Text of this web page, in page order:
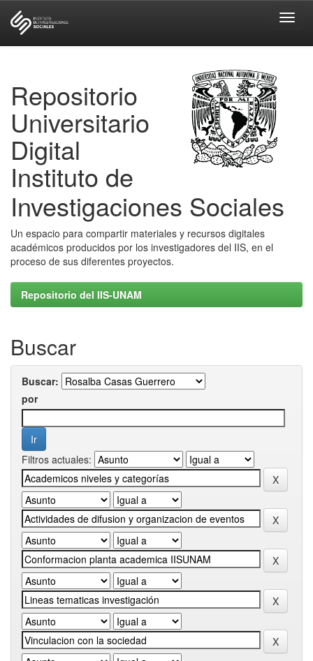
Repositorio
Universitario
Digital
Instituto de
Investigaciones Sociales
Un espacio para compartir materiales y recursos digitales
académicos producidos por los investigadores del IIS, en el
proceso de sus diferentes proyectos.
Repositorio del IIS-UNAM
Buscar
Buscar:
por
Filtros actuales: